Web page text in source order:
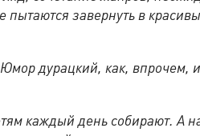
завернуть в
дурацкий, как, впрочем,
каждый день собирают. А